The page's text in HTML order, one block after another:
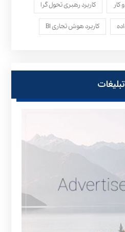
کار کاربرد رهبری تحول‌ گرا
کاربرد هوش تجاری BI
تبلیغات